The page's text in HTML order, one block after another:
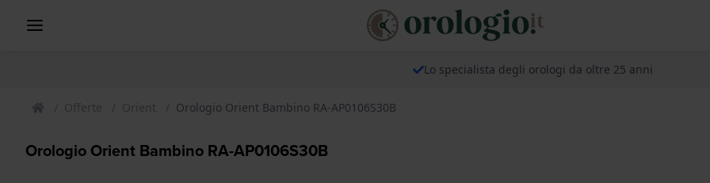
Lo specialista degli orologi da oltre 25 anni
Offerte Orient Orologio Orient Bambino RA-AP0106S30B
Orologio Orient Bambino RA-AP0106S30B